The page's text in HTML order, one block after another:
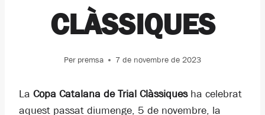
CLÀSSIQUES
Per premsa 7 de novembre de 2023
La Copa Catalana de Trial Clàssiquesha celebrat
aquest passat diumenge, 5 de novembre, la